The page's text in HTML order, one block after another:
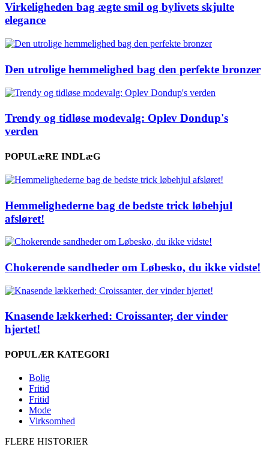
Virkeligheden bag ægte smil og bylivets skjulte
elegance
Den utrolige hemmelighed bag den perfekte bronzer
Trendy og tidløse modevalg: Oplev Dondup's
verden
POPULæRE INDLæG
Hemmelighederne bag de bedste trick løbehjul
afsløret!
Chokerende sandheder om Løbesko, du ikke vidste!
Knasende lækkerhed: Croissanter, der vinder
hjertet!
POPULÆR KATEGORI
Bolig
Fritid
Fritid
Mode
Virksomhed
FLERE HISTORIER